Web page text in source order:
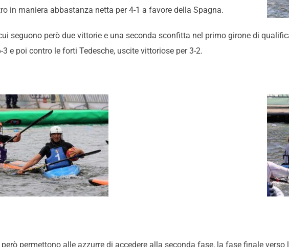
in maniera abbastanza netta per 4-1 a favore della Spagna.
seguono però due vittorie e una seconda sconfitta nel primo girone di
3 e poi contro le forti Tedesche, uscite vittoriose per 3-2.
permettono alle azzurre di accedere alla seconda fase, la fase finale